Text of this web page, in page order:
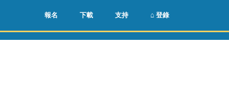
報名 下載 支持 ⌂ 登錄